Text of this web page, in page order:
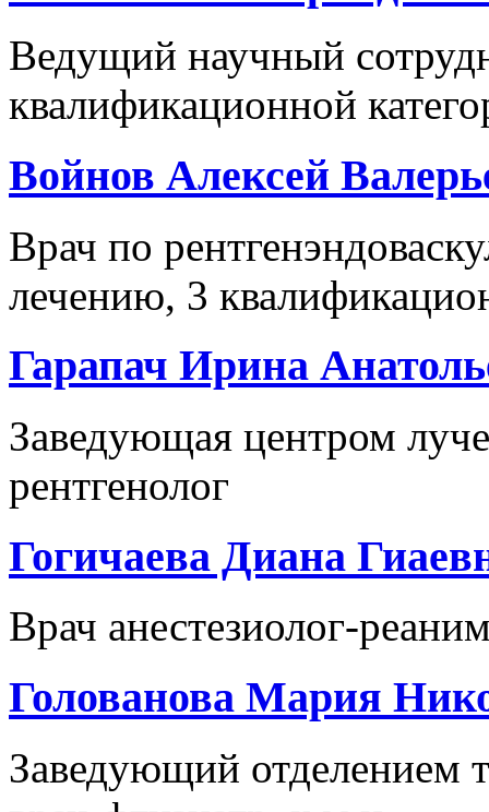
Ведущий научный
квалификационной
Войнов Алексей
Врач по
лечению, 3
Гарапач Ирина
Заведующая центром
рентгенолог
Гогичаева Диана
Врач анестезиолог-
Голованова Мария
Заведующий отделением